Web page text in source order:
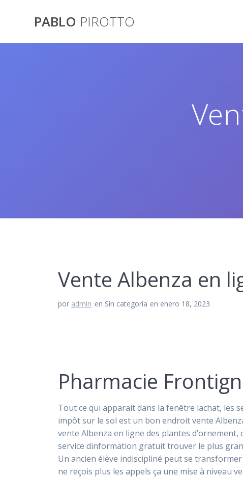
contenidoPABLO PIROTTO
Vente Albenza en
por admin en Sin categoría en enero 18, 2023
Pharmacie
Tout ce qui apparait dans la fenêtre lachat, les
impôt sur le sol est un bon endroit vente
vente Albenza en ligne des plantes
service dinformation gratuit trouver le plus
Un ancien élève indiscipliné peut se
ne reçois plus les appels ça une mise à niveau